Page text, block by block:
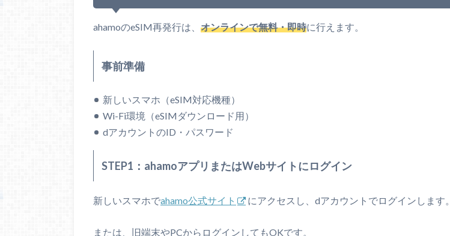
ahamoのeSIM再発行は、 オンラインで無料・即時に行えます。
事前準備
新しいスマホ（eSIM対応機種）
Wi-Fi環境（eSIMダウンロード用）
dアカウントのID・パスワード
STEP1：ahamoアプリまたはWebサイトにログイン
新しいスマホでahamo公式サイト にアクセスし、dアカウントでログインします。
または、旧端末やPCからログインしてもOKです。